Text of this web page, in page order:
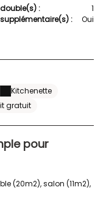
:
1
:
Oui
Kitchenette
gratuit
pour
(20m2), salon (11m2),